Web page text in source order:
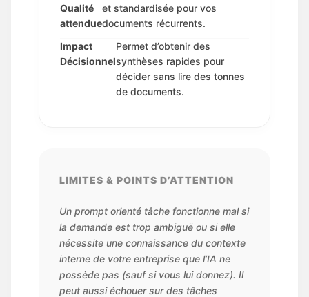
Qualité
attendue
et standardisée pour vos
documents récurrents.
Impact
Décisionnel
Permet d’obtenir des
synthèses rapides pour
décider sans lire des tonnes
de documents.
LIMITES & POINTS D’ATTENTION
Un prompt orienté tâche fonctionne mal si
la demande est trop ambiguë ou si elle
nécessite une connaissance du contexte
interne de votre entreprise que l’IA ne
possède pas (sauf si vous lui donnez). Il
peut aussi échouer sur des tâches